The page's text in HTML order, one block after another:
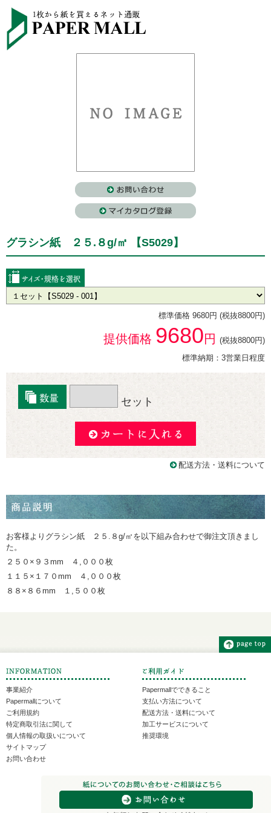
グラシン紙 ２５.８g/㎡ 【S5029】
標準価格 9680円 (税抜8800円)
提供価格 9680円 (税抜8800円)
標準納期：3営業日程度
セット
配送方法・送料について
お客様よりグラシン紙 ２５.８g/㎡を以下組み合わせで御注文頂きまし
た。
２５０×９３mm ４,０００枚
１１５×１７０mm ４,０００枚
８８×８６mm １,５００枚
事業紹介
Papermallについて
ご利用規約
特定商取引法に関して
個人情報の取扱いについて
サイトマップ
お問い合わせ
Papermallでできること
支払い方法について
配送方法・送料について
加工サービスについて
推奨環境